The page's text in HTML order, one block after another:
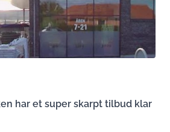
har et super skarpt tilbud klar